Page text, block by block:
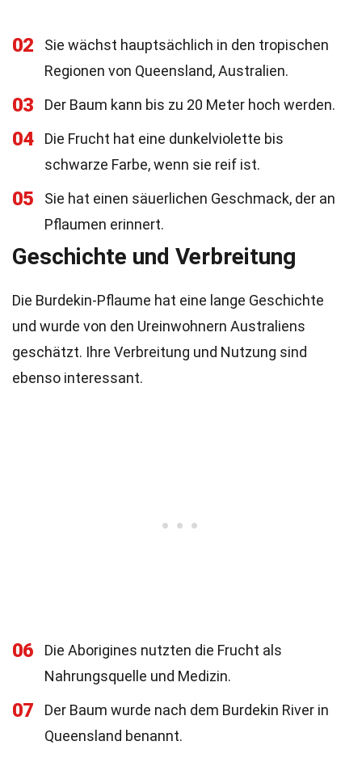
02
Sie wächst hauptsächlich in den tropischen
Regionen von Queensland, Australien.
03 Der Baum kann bis zu 20 Meter hoch werden.
04
Die Frucht hat eine dunkelviolette bis
schwarze Farbe, wenn sie reif ist.
05
Sie hat einen säuerlichen Geschmack, der an
Pflaumen erinnert.
Geschichte und Verbreitung
Die Burdekin-Pflaume hat eine lange Geschichte
und wurde von den Ureinwohnern Australiens
geschätzt. Ihre Verbreitung und Nutzung sind
ebenso interessant.
06
Die Aborigines nutzten die Frucht als
Nahrungsquelle und Medizin.
07
Der Baum wurde nach dem Burdekin River in
Queensland benannt.